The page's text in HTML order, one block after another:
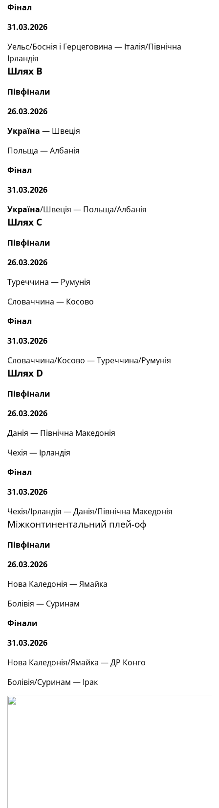
Фінал
31.03.2026
Уельс/Боснія і Герцеговина — Італія/Північна
Ірландія
Шлях В
Півфінали
26.03.2026
Україна — Швеція
Польща — Албанія
Фінал
31.03.2026
Україна/Швеція — Польща/Албанія
Шлях С
Півфінали
26.03.2026
Туреччина — Румунія
Словаччина — Косово
Фінал
31.03.2026
Словаччина/Косово — Туреччина/Румунія
Шлях D
Півфінали
26.03.2026
Данія — Північна Македонія
Чехія — Ірландія
Фінал
31.03.2026
Чехія/Ірландія — Данія/Північна Македонія
Міжконтинентальний плей-оф
Півфінали
26.03.2026
Нова Каледонія — Ямайка
Болівія — Суринам
Фінали
31.03.2026
Нова Каледонія/Ямайка — ДР Конго
Болівія/Суринам — Ірак